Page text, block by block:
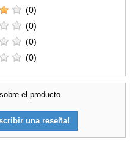
(0)
(0)
(0)
(0)
el producto
una reseña!